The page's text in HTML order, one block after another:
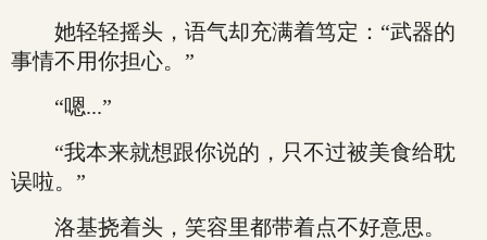
她轻轻摇头，语气却充满着笃定：“武器的
事情不用你担心。”
“嗯...”
“我本来就想跟你说的，只不过被美食给耽
误啦。”
洛基挠着头，笑容里都带着点不好意思。